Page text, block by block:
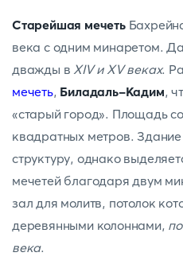
Старейшая мечеть
века с одним минаретом.
дважды в XIV и XV веках.
мечеть, Биладаль-Кадим,
«старый город». Площадь
квадратных метров.
структуру, однако
мечетей благодаря двум
зал для молитв, потолок
деревянными колоннами,
века.